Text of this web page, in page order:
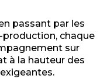
passant par les
chaque
sur
à la hauteur des